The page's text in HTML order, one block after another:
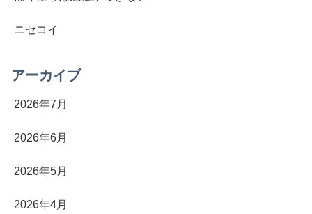
ニセコイ
アーカイブ
2026年7月
2026年6月
2026年5月
2026年4月